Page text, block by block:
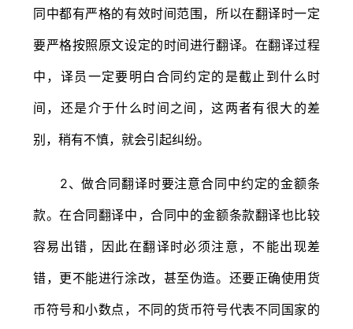
同中都有严格的有效时间范围，所以在翻译时一定
要严格按照原文设定的时间进行翻译。在翻译过程
中，译员一定要明白合同约定的是截止到什么时
间，还是介于什么时间之间，这两者有很大的差
别，稍有不慎，就会引起纠纷。
2、做合同翻译时要注意合同中约定的金额条
款。在合同翻译中，合同中的金额条款翻译也比较
容易出错，因此在翻译时必须注意，不能出现差
错，更不能进行涂改，甚至伪造。还要正确使用货
币符号和小数点，不同的货币符号代表不同国家的